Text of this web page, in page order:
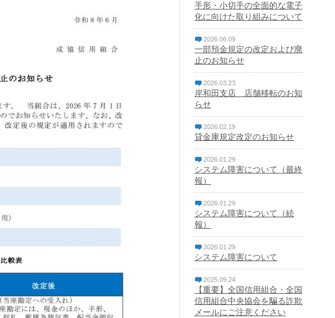
手形・小切手の全面的な電子
化に向けた取り組みについて
2026.06.09
一部預金規定の改定および廃
止のお知らせ
2026.03.23
岸和田支店 店舗移転のお知
らせ
2026.02.19
貸金庫規定改定のお知らせ
2026.01.29
システム障害について（最終
報）
2026.01.29
システム障害について（続
報）
2026.01.29
システム障害について
2025.09.24
【重要】全国信用組合・全国
信用組合中央協会を騙る詐欺
メールにご注意ください